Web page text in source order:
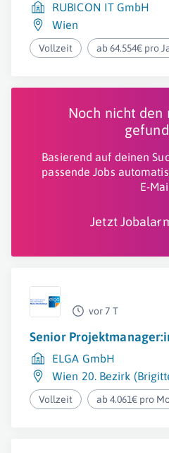
RUBICON IT GmbH
Wien
Vollzeit ab 64.554€ pro
Noch nicht den
Basierend auf deinen
passende Jobs
E-
Jetzt
vor 7 T
Senior
ELGA GmbH
Wien 20. Bezirk
Vollzeit ab 4.061€ pro